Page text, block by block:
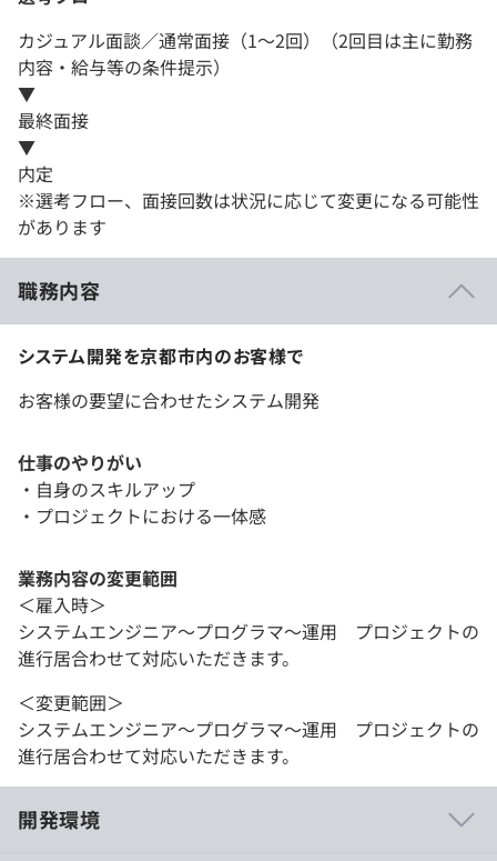
カジュアル面談／通常面接（1～2回）（2回目は主に勤務
内容・給与等の条件提示）
▼
最終面接
▼
内定
※選考フロー、面接回数は状況に応じて変更になる可能性
があります
職務内容
システム開発を京都市内のお客様で
お客様の要望に合わせたシステム開発
仕事のやりがい
・自身のスキルアップ
・プロジェクトにおける一体感
業務内容の変更範囲
＜雇入時＞
システムエンジニア～プログラマ～運用 プロジェクトの
進行居合わせて対応いただきます。
＜変更範囲＞
システムエンジニア～プログラマ～運用 プロジェクトの
進行居合わせて対応いただきます。
開発環境